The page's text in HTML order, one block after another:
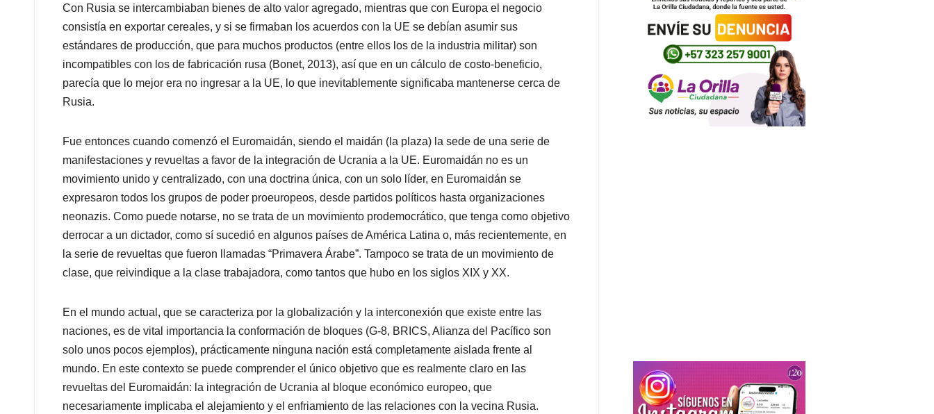
Con Rusia se intercambiaban bienes de alto valor agregado, mientras que con Europa el negocio
consistía en exportar cereales, y si se firmaban los acuerdos con la UE se debían asumir sus
estándares de producción, que para muchos productos (entre ellos los de la industria militar) son
incompatibles con los de fabricación rusa (Bonet, 2013), así que en un cálculo de costo-beneficio,
parecía que lo mejor era no ingresar a la UE, lo que inevitablemente significaba mantenerse cerca de
Rusia.
Fue entonces cuando comenzó el Euromaidán, siendo el maidán (la plaza) la sede de una serie de
manifestaciones y revueltas a favor de la integración de Ucrania a la UE. Euromaidán no es un
movimiento unido y centralizado, con una doctrina única, con un solo líder, en Euromaidán se
expresaron todos los grupos de poder proeuropeos, desde partidos políticos hasta organizaciones
neonazis. Como puede notarse, no se trata de un movimiento prodemocrático, que tenga como objetivo
derrocar a un dictador, como sí sucedió en algunos países de América Latina o, más recientemente, en
la serie de revueltas que fueron llamadas “Primavera Árabe”. Tampoco se trata de un movimiento de
clase, que reivindique a la clase trabajadora, como tantos que hubo en los siglos XIX y XX.
En el mundo actual, que se caracteriza por la globalización y la interconexión que existe entre las
naciones, es de vital importancia la conformación de bloques (G-8, BRICS, Alianza del Pacífico son
solo unos pocos ejemplos), prácticamente ninguna nación está completamente aislada frente al
mundo. En este contexto se puede comprender el único objetivo que es realmente claro en las
revueltas del Euromaidán: la integración de Ucrania al bloque económico europeo, que
necesariamente implicaba el alejamiento y el enfriamiento de las relaciones con la vecina Rusia.